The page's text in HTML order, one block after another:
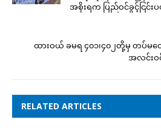
အစိုးရက ပြည်ဝင်ခွင့်ငြင်း
ထားဝယ် ခမရ ၄၀၁၊၄၀၂တို့မှ တပ်မတ
အလင်းဝ
RELATED ARTICLES